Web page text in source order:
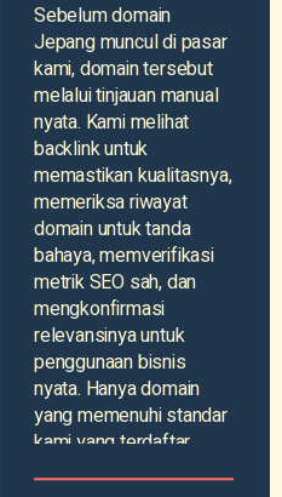
Sebelum domain
Jepang muncul di pasar
kami, domain tersebut
melalui tinjauan manual
nyata. Kami melihat
backlink untuk
memastikan kualitasnya,
memeriksa riwayat
domain untuk tanda
bahaya, memverifikasi
metrik SEO sah, dan
mengkonfirmasi
relevansinya untuk
penggunaan bisnis
nyata. Hanya domain
yang memenuhi standar
kami yang terdaftar.